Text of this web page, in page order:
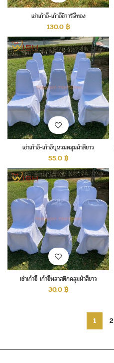
เช่าเก้าอี้-เก้าอี้ชิวารีสีทอง
130.0฿
เช่าเก้าอี้-เก้าอี้บุนวมคลุมผ้าสีขาว
55.0฿
เช่าเก้าอี้-เก้าอี้พลาสติกคลุมผ้าสีขาว
30.0฿
1 2